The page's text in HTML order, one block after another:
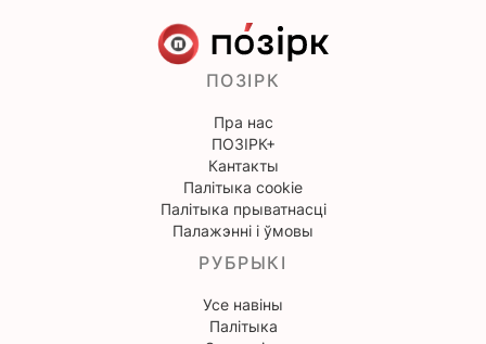
ПОЗІРК
Пра нас
ПОЗІРК+
Кантакты
Палітыка cookie
Палітыка прыватнасці
Палажэнні і ўмовы
РУБРЫКІ
Усе навіны
Палітыка